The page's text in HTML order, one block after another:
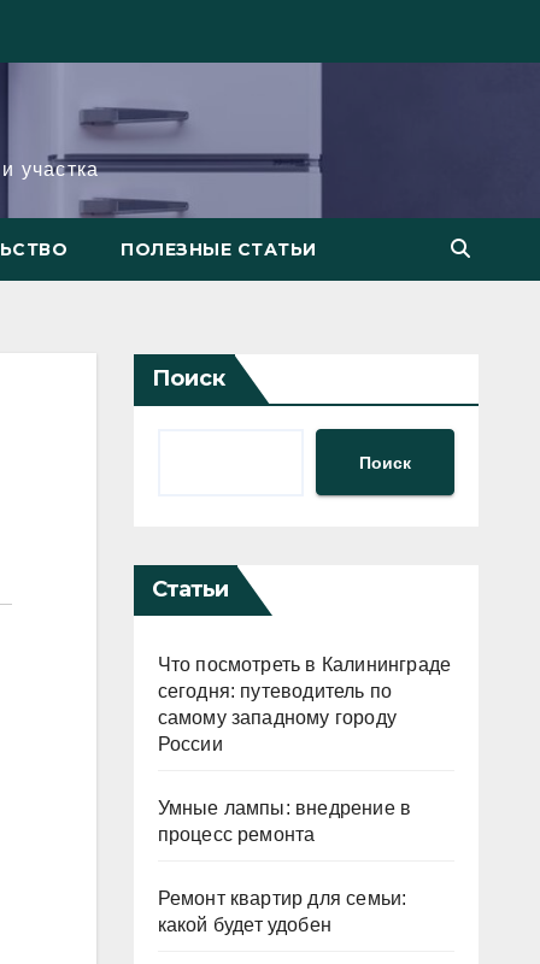
участка
ПОЛЕЗНЫЕ СТАТЬИ
Поиск
Поиск
Статьи
Что посмотреть в Калининграде
сегодня: путеводитель по
самому западному городу
России
Умные лампы: внедрение в
процесс ремонта
Ремонт квартир для семьи:
какой будет удобен